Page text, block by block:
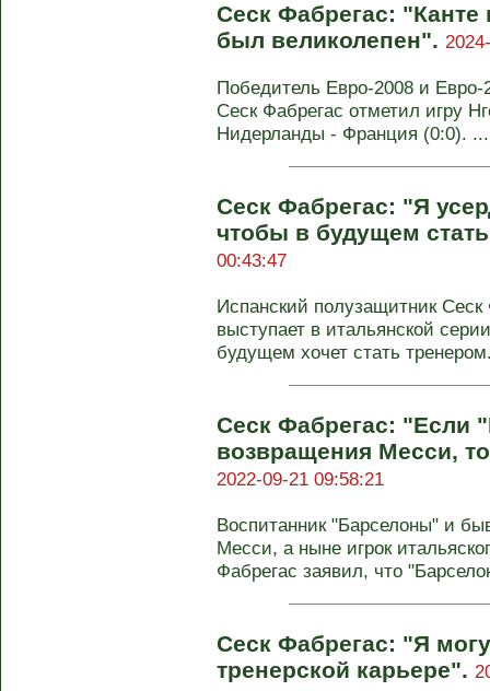
Сеск Фабрегас:
был великолепен".
Победитель Евро-2008 и
Сеск Фабрегас отметил игру
Нидерланды - Франция (0:0). ...
Сеск Фабрегас: "Я
чтобы в будущем
00:43:47
Испанский полузащитник
выступает в итальянской
будущем хочет стать
Сеск Фабрегас: "Если
возвращения Месси,
2022-09-21 09:58:21
Воспитанник "Барселоны" и
Месси, а ныне игрок
Фабрегас заявил, что
Сеск Фабрегас: "Я
тренерской карьере".